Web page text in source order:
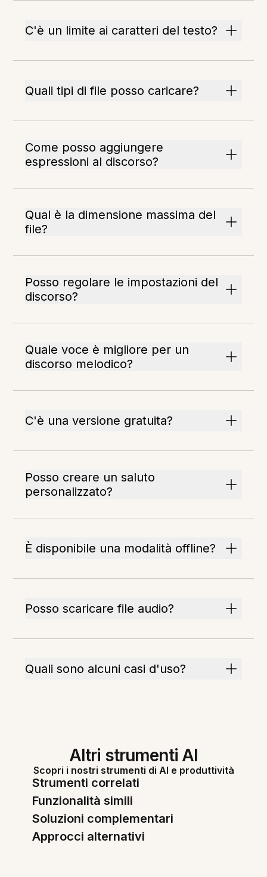
C'è un limite ai caratteri del testo?
Quali tipi di file posso caricare?
Come posso aggiungere
espressioni al discorso?
Qual è la dimensione massima del
file?
Posso regolare le impostazioni del
discorso?
Quale voce è migliore per un
discorso melodico?
C'è una versione gratuita?
Posso creare un saluto
personalizzato?
È disponibile una modalità offline?
Posso scaricare file audio?
Quali sono alcuni casi d'uso?
Altri strumenti AI
Scopri i nostri strumenti di AI e produttività
Strumenti correlati
Funzionalità simili
Soluzioni complementari
Approcci alternativi